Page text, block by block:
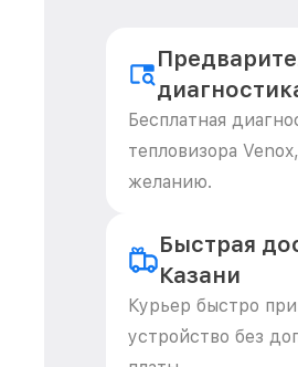
Бесплатная
тепловизора
желанию.
Быстрая
Казани
Курьер быстро
устройство без